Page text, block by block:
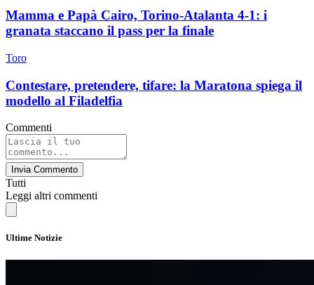
Mamma e Papà Cairo, Torino-Atalanta 4-1: i
granata staccano il pass per la finale
Toro
Contestare, pretendere, tifare: la Maratona spiega il
modello al Filadelfia
Commenti
Invia Commento
Tutti
Leggi altri commenti
Ultime Notizie